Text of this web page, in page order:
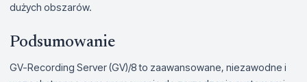
dużych obszarów.
Podsumowanie
GV-Recording Server (GV)/8 to zaawansowane, niezawodne i